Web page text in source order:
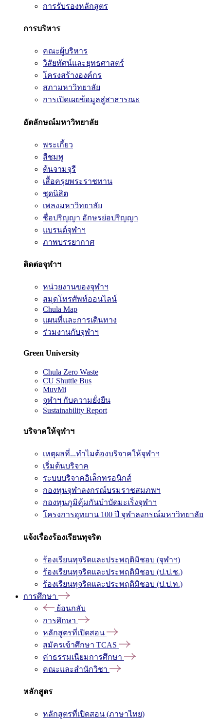
การรับรองหลักสูตร
การบริหาร
คณะผู้บริหาร
วิสัยทัศน์และยุทธศาสตร์
โครงสร้างองค์กร
สภามหาวิทยาลัย
การเปิดเผยข้อมูลสู่สาธารณะ
อัตลักษณ์มหาวิทยาลัย
พระเกี้ยว
สีชมพู
ต้นจามจุรี
เสื้อครุยพระราชทาน
ชุดนิสิต
เพลงมหาวิทยาลัย
ชื่อปริญญา อักษรย่อปริญญา
แบรนด์จุฬาฯ
ภาพบรรยากาศ
ติดต่อจุฬาฯ
หน่วยงานของจุฬาฯ
สมุดโทรศัพท์ออนไลน์
Chula Map
แผนที่และการเดินทาง
ร่วมงานกับจุฬาฯ
Green University
Chula Zero Waste
CU Shuttle Bus
MuvMi
จุฬาฯ กับความยั่งยืน
Sustainability Report
บริจาคให้จุฬาฯ
เหตุผลที่...ทำไมต้องบริจาคให้จุฬาฯ
เริ่มต้นบริจาค
ระบบบริจาคอิเล็กทรอนิกส์
กองทุนจุฬาลงกรณ์บรมราชสมภพฯ
กองทุนภูมิคุ้มกันบำบัดมะเร็งจุฬาฯ
โครงการอุทยาน 100 ปี จุฬาลงกรณ์มหาวิทยาลัย
แจ้งเรื่องร้องเรียนทุจริต
ร้องเรียนทุจริตและประพฤติมิชอบ (จุฬาฯ)
ร้องเรียนทุจริตและประพฤติมิชอบ (ป.ป.ช.)
ร้องเรียนทุจริตและประพฤติมิชอบ (ป.ป.ท.)
การศึกษา
ย้อนกลับ
การศึกษา
หลักสูตรที่เปิดสอน
สมัครเข้าศึกษา TCAS
ค่าธรรมเนียมการศึกษา
คณะและสำนักวิชา
หลักสูตร
หลักสูตรที่เปิดสอน (ภาษาไทย)